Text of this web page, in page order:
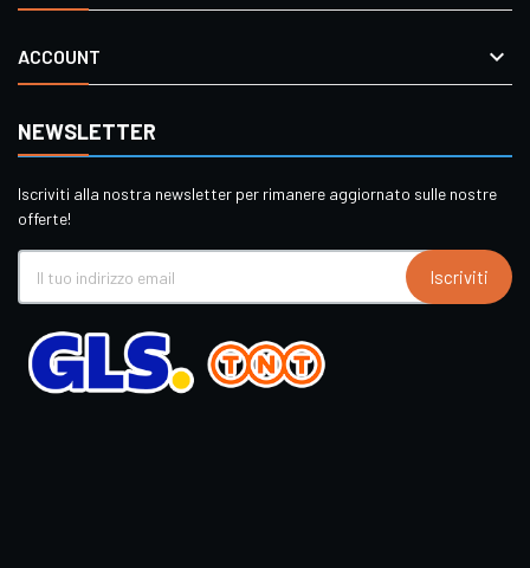
ACCOUNT 
NEWSLETTER
Iscriviti alla nostra newsletter per rimanere aggiornato sulle nostre
offerte!
Iscriviti